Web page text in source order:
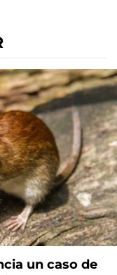
un caso de